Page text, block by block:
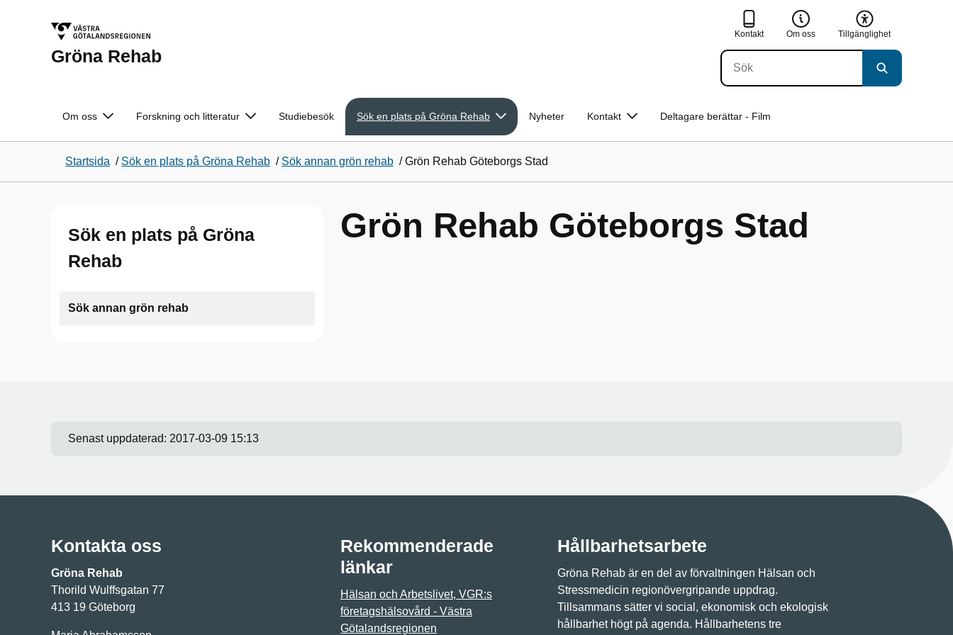
Gröna Rehab
Kontakt Om oss Tillgänglighet
Om oss Forskning och litteratur Studiebesök Sök en plats på Gröna Rehab Nyheter Kontakt Deltagare berättar - Film
Startsida / Sök en plats på Gröna Rehab / Sök annan grön rehab /Grön Rehab Göteborgs Stad
Sök en plats på Gröna
Rehab
Sök annan grön rehab
Grön Rehab Göteborgs Stad
Senast uppdaterad: 2017-03-09 15:13
Kontakta oss
Gröna Rehab
Thorild Wulffsgatan 77
413 19 Göteborg
Rekommenderade
länkar
Hälsan och Arbetslivet, VGR:s
företagshälsovård - Västra
Götalandsregionen
Hållbarhetsarbete
Gröna Rehab är en del av förvaltningen Hälsan och
Stressmedicin regionövergripande uppdrag.
Tillsammans sätter vi social, ekonomisk och ekologisk
hållbarhet högt på agenda. Hållbarhetens tre